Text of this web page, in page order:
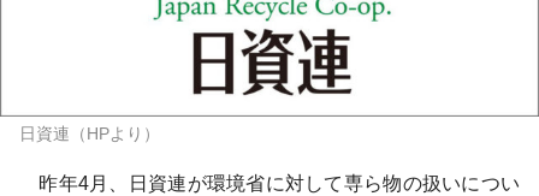
日資連（HPより）
昨年4月、日資連が環境省に対して専ら物の扱いについ